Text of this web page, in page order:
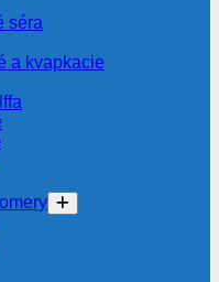
séra
a kvapkacie